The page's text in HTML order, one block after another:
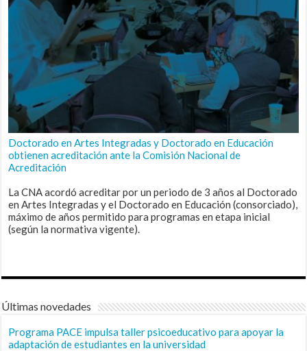
Doctorado en Artes Integradas y Doctorado en Educación
obtienen acreditación ante la Comisión Nacional de
Acreditación
La CNA acordó acreditar por un periodo de 3 años al Doctorado
en Artes Integradas y el Doctorado en Educación (consorciado),
máximo de años permitido para programas en etapa inicial
(según la normativa vigente).
Últimas novedades
Programa PACE impulsa taller psicoeducativo para apoyar la
adaptación de estudiantes en la universidad